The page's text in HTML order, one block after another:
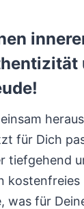
für Dich
tiefgehend
was für